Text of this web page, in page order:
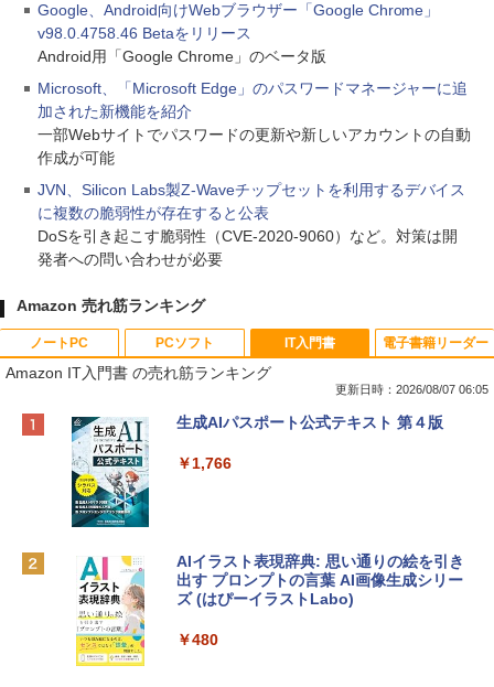
Google、Android向けWebブラウザー「Google Chrome」
v98.0.4758.46 Betaをリリース
Android用「Google Chrome」のベータ版
Microsoft、「Microsoft Edge」のパスワードマネージャーに追
加された新機能を紹介
一部Webサイトでパスワードの更新や新しいアカウントの自動
作成が可能
JVN、Silicon Labs製Z-Waveチップセットを利用するデバイス
に複数の脆弱性が存在すると公表
DoSを引き起こす脆弱性（CVE-2020-9060）など。対策は開
発者への問い合わせが必要
Amazon 売れ筋ランキング
ノートPC
Apple 2026 MacBook Neo A18 Proチッ
e Intelligence、Liquid Retinaディスプ
￥162,598
tomtoc 360°保護 15.6 16インチ パソコ
PCソフト
Robloxギフトカード - 800 Robux 【限
インゲームコード】 ロブロックス | オン
Microsoft Office Home & Business 202
4(最新 永続版)|オンラインコード版|Wind
IT入門書
Amazon IT入門書 の売れ筋ランキング
更新日時：2026/08/07 06:05
生成AIパスポート公式テキスト 第４版
￥1,766
AIイラスト表現辞典: 思い通りの絵を引き
出す プロンプトの言葉 AI画像生成シリー
ズ (はぴーイラストLabo)
￥480
電子書籍リーダー